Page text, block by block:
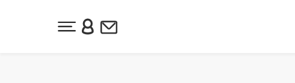
Desplegar menú principal
Inicia sesión o regístrate
Newsletter